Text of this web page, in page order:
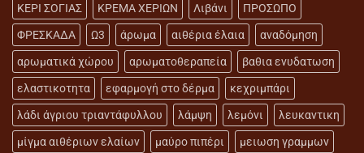
ΚΕΡΙ ΣΟΓΙΑΣ ΚΡΕΜΑ ΧΕΡΙΩΝ Λιβάνι ΠΡΟΣΩΠΟ
ΦΡΕΣΚΑΔΑ Ω3 άρωμα αιθέρια έλαια αναδόμηση
αρωματικά χώρου αρωματοθεραπεία βαθια ενυδατωση
ελαστικοτητα εφαρμογή στο δέρμα κεχριμπάρι
λάδι άγριου τριαντάφυλλου λάμψη λεμόνι λευκαντικη
μίγμα αιθέριων ελαίων μαύρο πιπέρι μειωση γραμμων